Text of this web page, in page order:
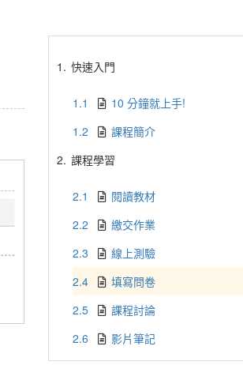
1. 快速入門
1.1
10 分鐘就上手!
1.2
課程簡介
2. 課程學習
2.1
閱讀教材
2.2
繳交作業
2.3
線上測驗
2.4
填寫問卷
2.5
課程討論
2.6
影片筆記